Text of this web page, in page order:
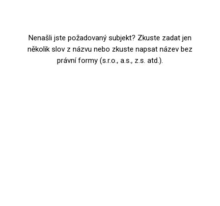
Nenašli jste požadovaný subjekt? Zkuste zadat jen
několik slov z názvu nebo zkuste napsat název bez
právní formy (s.r.o., a.s., z.s. atd.).